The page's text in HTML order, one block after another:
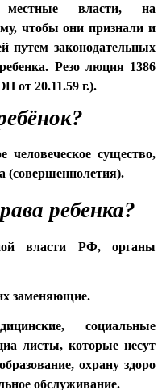
местные власти, на
чтобы они признали и
путем законодательных
Резо люция 1386
от 20.11.59 г.).
человеческое существо,
(совершеннолетия).
ребенка?
власти РФ, органы
заменяющие.
социальные
листы, которые несут
охрану здоро
обслуживание.